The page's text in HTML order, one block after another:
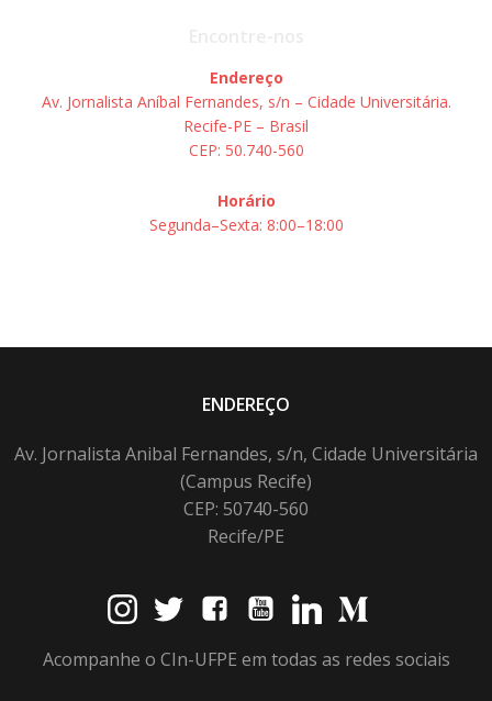
Endereço
Av. Jornalista Aníbal Fernandes, s/n – Cidade Universitária.
Recife-PE – Brasil
CEP: 50.740-560
Horário
Segunda–Sexta: 8:00–18:00
ENDEREÇO
Av. Jornalista Anibal Fernandes, s/n, Cidade Universitária
(Campus Recife)
CEP: 50740-560
Recife/PE
Acompanhe o CIn-UFPE em todas as redes sociais